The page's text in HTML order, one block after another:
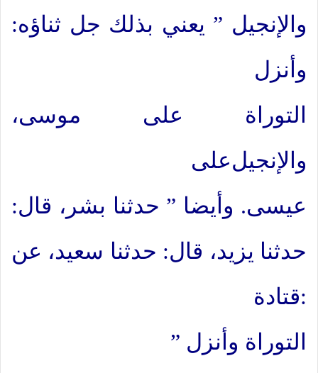
والإنجيل ” يعني بذلك جل ثناؤه:
وأنزل
التوراة على موسى،
والإنجيلعلى
عيسى. وأيضا ” حدثنا بشر، قال:
حدثنا يزيد، قال: حدثنا سعيد، عن
قتادة:
” وأنزل التوراة